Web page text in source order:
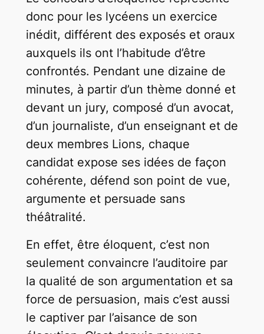
donc pour les lycéens un exercice
inédit, différent des exposés et oraux
auxquels ils ont l’habitude d’être
confrontés. Pendant une dizaine de
minutes, à partir d’un thème donné et
devant un jury, composé d’un avocat,
d’un journaliste, d’un enseignant et de
deux membres Lions, chaque
candidat expose ses idées de façon
cohérente, défend son point de vue,
argumente et persuade sans
théâtralité.
En effet, être éloquent, c’est non
seulement convaincre l’auditoire par
la qualité de son argumentation et sa
force de persuasion, mais c’est aussi
le captiver par l’aisance de son